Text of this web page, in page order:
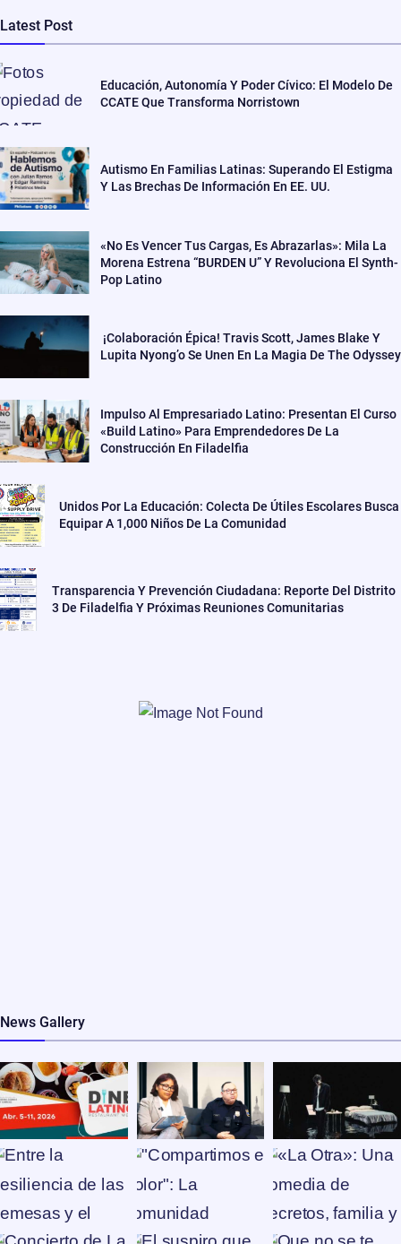
Latest Post
Educación, Autonomía Y Poder Cívico: El Modelo De
CCATE Que Transforma Norristown
Autismo En Familias Latinas: Superando El Estigma
Y Las Brechas De Información En EE. UU.
«No Es Vencer Tus Cargas, Es Abrazarlas»: Mila La
Morena Estrena “BURDEN U” Y Revoluciona El Synth-
Pop Latino
¡Colaboración Épica! Travis Scott, James Blake Y
Lupita Nyong’o Se Unen En La Magia De The Odyssey
Impulso Al Empresariado Latino: Presentan El Curso
«Build Latino» Para Emprendedores De La
Construcción En Filadelfia
Unidos Por La Educación: Colecta De Útiles Escolares Busca
Equipar A 1,000 Niños De La Comunidad
Transparencia Y Prevención Ciudadana: Reporte Del Distrito
3 De Filadelfia Y Próximas Reuniones Comunitarias
News Gallery